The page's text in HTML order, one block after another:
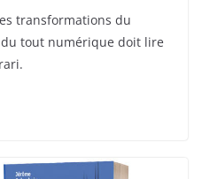
transformations du
du tout numérique doit lire